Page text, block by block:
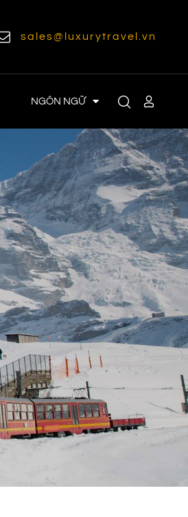
sales@luxurytravel.vn
NGÔN NGỮ